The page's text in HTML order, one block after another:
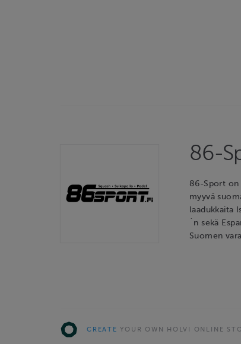
86-
86-Sport on
myyvä
laadukkaita
´n sekä
Suomen
CREATE YOUR OWN HOLVI ONLINE